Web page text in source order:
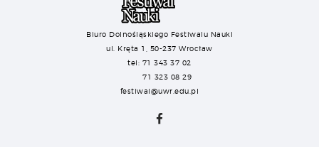
Biuro Dolnośląskiego Festiwalu Nauki
ul. Kręta 1, 50-237 Wrocław
tel: 71 343 37 02
71 323 08 29
festiwal@uwr.edu.pl